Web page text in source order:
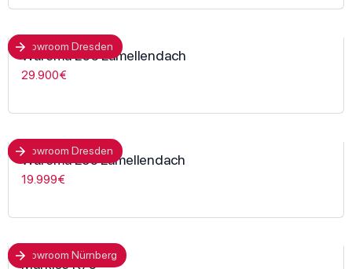
Showroom Dresden
Warema L60 Lamellendach
29.900€
Showroom Dresden
Warema L50 Lamellendach
19.999€
Showroom Nürnberg
Markise K70